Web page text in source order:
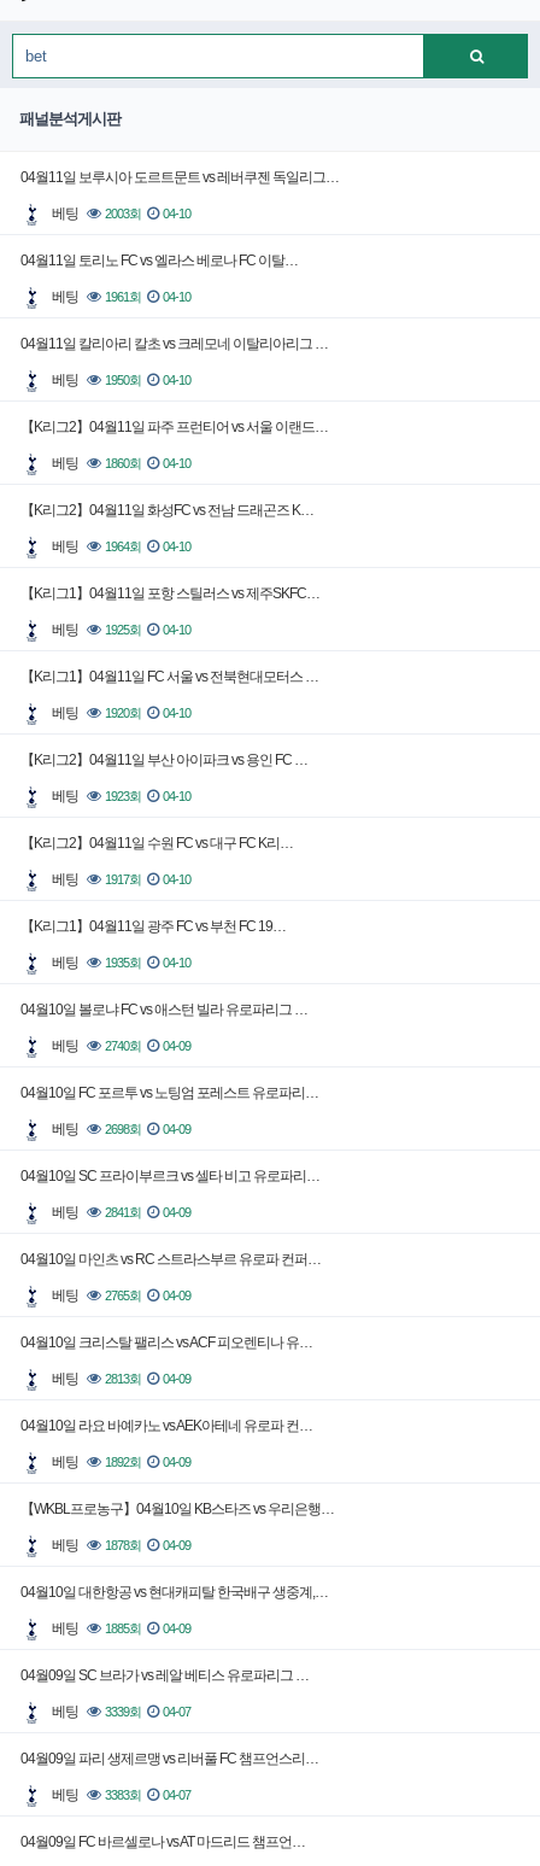
패널분석게시판
04월11일 보루시아 도르트문트 vs 레버쿠젠 독일리그…
베팅 2003회 04-10
04월11일 토리노 FC vs 엘라스 베로나 FC 이탈…
베팅 1961회 04-10
04월11일 칼리아리 칼초 vs 크레모네 이탈리아리그 …
베팅 1950회 04-10
【K리그2】04월11일 파주 프런티어 vs 서울 이랜드…
베팅 1860회 04-10
【K리그2】04월11일 화성FC vs 전남 드래곤즈 K…
베팅 1964회 04-10
【K리그1】04월11일 포항 스틸러스 vs 제주SKFC…
베팅 1925회 04-10
【K리그1】04월11일 FC 서울 vs 전북현대모터스 …
베팅 1920회 04-10
【K리그2】04월11일 부산 아이파크 vs 용인 FC …
베팅 1923회 04-10
【K리그2】04월11일 수원 FC vs 대구 FC K리…
베팅 1917회 04-10
【K리그1】04월11일 광주 FC vs 부천 FC 19…
베팅 1935회 04-10
04월10일 볼로냐 FC vs 애스턴 빌라 유로파리그 …
베팅 2740회 04-09
04월10일 FC 포르투 vs 노팅엄 포레스트 유로파리…
베팅 2698회 04-09
04월10일 SC 프라이부르크 vs 셀타 비고 유로파리…
베팅 2841회 04-09
04월10일 마인츠 vs RC 스트라스부르 유로파 컨퍼…
베팅 2765회 04-09
04월10일 크리스탈 팰리스 vs ACF 피오렌티나 유…
베팅 2813회 04-09
04월10일 라요 바예카노 vs AEK아테네 유로파 컨…
베팅 1892회 04-09
【WKBL프로농구】04월10일 KB스타즈 vs 우리은행…
베팅 1878회 04-09
04월10일 대한항공 vs 현대캐피탈 한국배구 생중계,…
베팅 1885회 04-09
04월09일 SC 브라가 vs 레알 베티스 유로파리그 …
베팅 3339회 04-07
04월09일 파리 생제르맹 vs 리버풀 FC 챔프언스리…
베팅 3383회 04-07
04월09일 FC 바르셀로나 vs AT 마드리드 챔프언…